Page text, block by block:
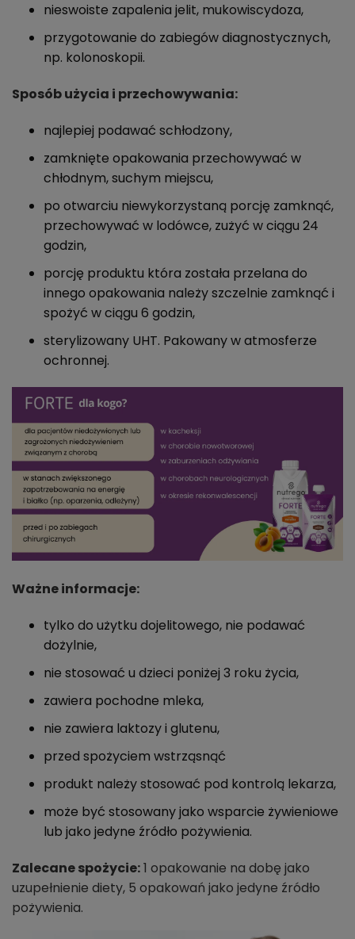
nieswoiste zapalenia jelit, mukowiscydoza,
przygotowanie do zabiegów diagnostycznych,
np. kolonoskopii.
Sposób użycia i przechowywania:
najlepiej podawać schłodzony,
zamknięte opakowania przechowywać w
chłodnym, suchym miejscu,
po otwarciu niewykorzystaną porcję zamknąć,
przechowywać w lodówce, zużyć w ciągu 24
godzin,
porcję produktu która została przelana do
innego opakowania należy szczelnie zamknąć i
spożyć w ciągu 6 godzin,
sterylizowany UHT. Pakowany w atmosferze
ochronnej.
Ważne informacje:
tylko do użytku dojelitowego, nie podawać
dożylnie,
nie stosować u dzieci poniżej 3 roku życia,
zawiera pochodne mleka,
nie zawiera laktozy i glutenu,
przed spożyciem wstrząsnąć
produkt należy stosować pod kontrolą lekarza,
może być stosowany jako wsparcie żywieniowe
lub jako jedyne źródło pożywienia.
Zalecane spożycie:1 opakowanie na dobę jako
uzupełnienie diety, 5 opakowań jako jedyne źródło
pożywienia.